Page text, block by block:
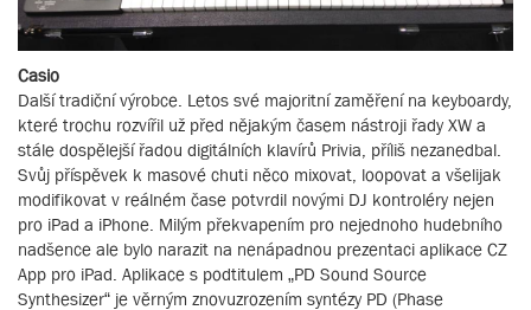
Casio
Další tradiční výrobce. Letos své majoritní zaměření na keyboardy,
které trochu rozvířil už před nějakým časem nástroji řady XW a
stále dospělejší řadou digitálních klavírů Privia, příliš nezanedbal.
Svůj příspěvek k masové chuti něco mixovat, loopovat a všelijak
modifikovat v reálném čase potvrdil novými DJ kontroléry nejen
pro iPad a iPhone. Milým překvapením pro nejednoho hudebního
nadšence ale bylo narazit na nenápadnou prezentaci aplikace CZ
App pro iPad. Aplikace s podtitulem „PD Sound Source
Synthesizer“ je věrným znovuzrozením syntézy PD (Phase